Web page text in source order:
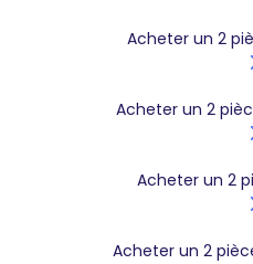
Acheter un 2
Acheter un 2
Acheter un 2
Acheter un 2